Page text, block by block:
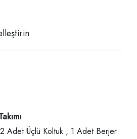
Adet Üçlü Koltuk , 1 Adet Berjer